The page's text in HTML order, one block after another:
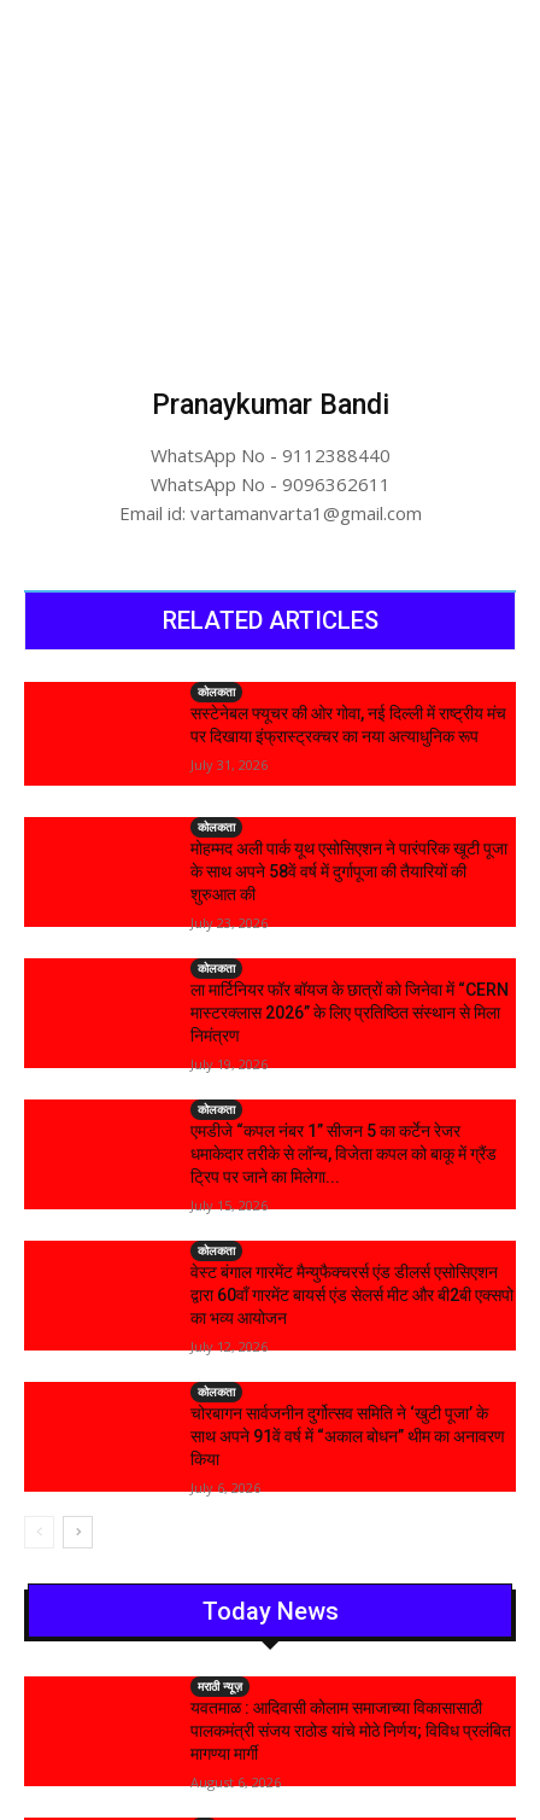
Pranaykumar Bandi
WhatsApp No - 9112388440
WhatsApp No - 9096362611
Email id: vartamanvarta1@gmail.com
RELATED ARTICLES
कोलकता
सस्टेनेबल फ्यूचर की ओर गोवा, नई दिल्ली में राष्ट्रीय मंच
पर दिखाया इंफ्रास्ट्रक्चर का नया अत्याधुनिक रूप
July 31, 2026
कोलकता
मोहम्मद अली पार्क यूथ एसोसिएशन ने पारंपरिक खूटी पूजा
के साथ अपने 58वें वर्ष में दुर्गापूजा की तैयारियों की
शुरुआत की
July 23, 2026
कोलकता
ला मार्टिनियर फॉर बॉयज के छात्रों को जिनेवा में “CERN
मास्टरक्लास 2026” के लिए प्रतिष्ठित संस्थान से मिला
निमंत्रण
July 19, 2026
कोलकता
एमडीजे “कपल नंबर 1” सीजन 5 का कर्टेन रेजर
धमाकेदार तरीके से लॉन्च, विजेता कपल को बाकू में ग्रैंड
ट्रिप पर जाने का मिलेगा...
July 15, 2026
कोलकता
वेस्ट बंगाल गारमेंट मैन्युफैक्चरर्स एंड डीलर्स एसोसिएशन
द्वारा 60वाँ गारमेंट बायर्स एंड सेलर्स मीट और बी2बी एक्सपो
का भव्य आयोजन
July 12, 2026
कोलकता
चोरबागन सार्वजनीन दुर्गोत्सव समिति ने ‘खुटी पूजा’ के
साथ अपने 91वें वर्ष में “अकाल बोधन” थीम का अनावरण
किया
July 6, 2026
Today News
मराठी न्यूज़
यवतमाळ : आदिवासी कोलाम समाजाच्या विकासासाठी
पालकमंत्री संजय राठोड यांचे मोठे निर्णय; विविध प्रलंबित
मागण्या मार्गी
August 6, 2026